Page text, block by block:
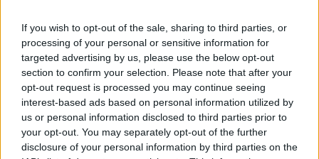
If you wish to opt-out of the sale, sharing to third parties, or
processing of your personal or sensitive information for
targeted advertising by us, please use the below opt-out
section to confirm your selection. Please note that after your
opt-out request is processed you may continue seeing
interest-based ads based on personal information utilized by
us or personal information disclosed to third parties prior to
your opt-out. You may separately opt-out of the further
disclosure of your personal information by third parties on the
après sur le parking puis monter jusqu'au premier portail
pour trouver le robinet.
Visuele aanwijzingen